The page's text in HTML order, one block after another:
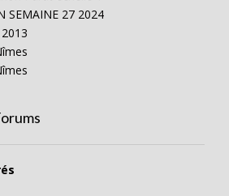
SEMAINE 27 2024